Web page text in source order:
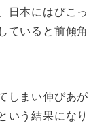
日本にはびこっ
ていると前傾角
しまい伸びあが
いう結果になり